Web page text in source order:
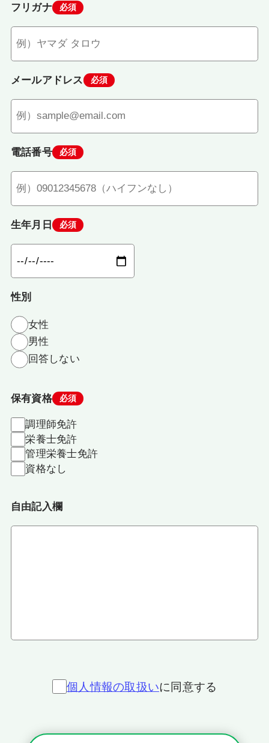
フリガナ 必須
メールアドレス 必須
電話番号 必須
生年月日 必須
性別
女性
男性
回答しない
保有資格 必須
調理師免許
栄養士免許
管理栄養士免許
資格なし
自由記入欄
個人情報の取扱いに同意する